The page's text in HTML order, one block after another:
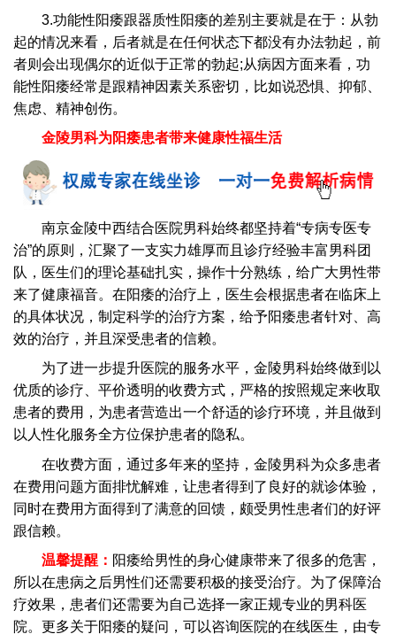
3.功能性阳痿跟器质性阳痿的差别主要就是在于：从勃
起的情况来看，后者就是在任何状态下都没有办法勃起，前
者则会出现偶尔的近似于正常的勃起;从病因方面来看，功
能性阳痿经常是跟精神因素关系密切，比如说恐惧、抑郁、
焦虑、精神创伤。
金陵男科为阳痿患者带来健康性福生活
南京金陵中西结合医院男科始终都坚持着“专病专医专
治”的原则，汇聚了一支实力雄厚而且诊疗经验丰富男科团
队，医生们的理论基础扎实，操作十分熟练，给广大男性带
来了健康福音。在阳痿的治疗上，医生会根据患者在临床上
的具体状况，制定科学的治疗方案，给予阳痿患者针对、高
效的治疗，并且深受患者的信赖。
为了进一步提升医院的服务水平，金陵男科始终做到以
优质的诊疗、平价透明的收费方式，严格的按照规定来收取
患者的费用，为患者营造出一个舒适的诊疗环境，并且做到
以人性化服务全方位保护患者的隐私。
在收费方面，通过多年来的坚持，金陵男科为众多患者
在费用问题方面排忧解难，让患者得到了良好的就诊体验，
同时在费用方面得到了满意的回馈，颇受男性患者们的好评
跟信赖。
温馨提醒： 阳痿给男性的身心健康带来了很多的危害，
所以在患病之后男性们还需要积极的接受治疗。为了保障治
疗效果，患者们还需要为自己选择一家正规专业的男科医
院。更多关于阳痿的疑问，可以咨询医院的在线医生，由专